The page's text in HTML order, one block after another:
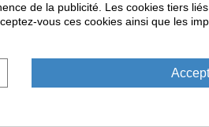
de la publicité. Les cookies tiers
vous ces cookies ainsi que les